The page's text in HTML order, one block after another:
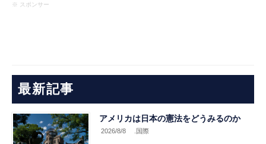
※ スポンサー
最新記事
アメリカは日本の憲法をどうみるのか
2026/8/8 .国際